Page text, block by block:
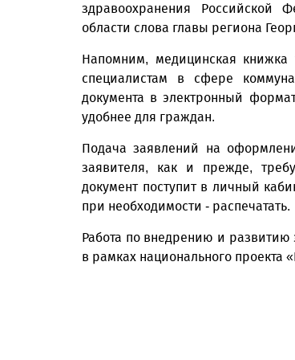
здравоохранения Российской
области слова главы региона
Напомним, медицинская книжка
специалистам в сфере
документа в электронный
удобнее для граждан.
Подача заявлений на
заявителя, как и прежде,
документ поступит в личный
при необходимости - распечатать.
Работа по внедрению и развитию
в рамках национального проекта